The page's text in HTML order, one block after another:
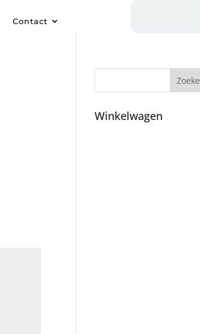
Contact
Winkelwagen